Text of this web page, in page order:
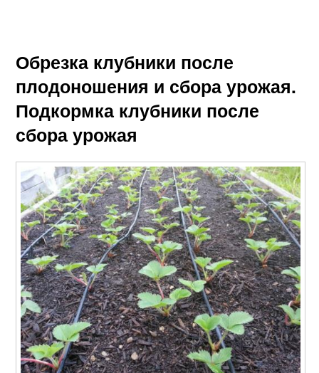
Обрезка клубники после
плодоношения и сбора урожая.
Подкормка клубники после
сбора урожая